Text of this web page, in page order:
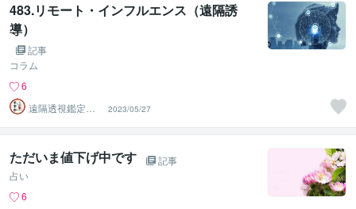
483.リモート・インフルエンス（遠隔誘
導）
記事
コラム
6
遠隔透視鑑定
師・すずか✡
2023/05/27
ただいま値下げ中です
記事
占い
6